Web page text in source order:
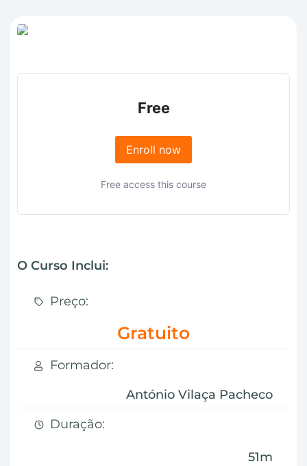
Free
Enroll now
Free access this course
O Curso Inclui:
Preço:
Gratuito
Formador:
António Vilaça Pacheco
Duração:
51m